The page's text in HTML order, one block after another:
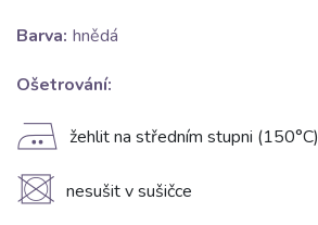
Barva: hnědá
Ošetrování:
E žehlit na středním stupni (150°C)
U nesušit v sušičce